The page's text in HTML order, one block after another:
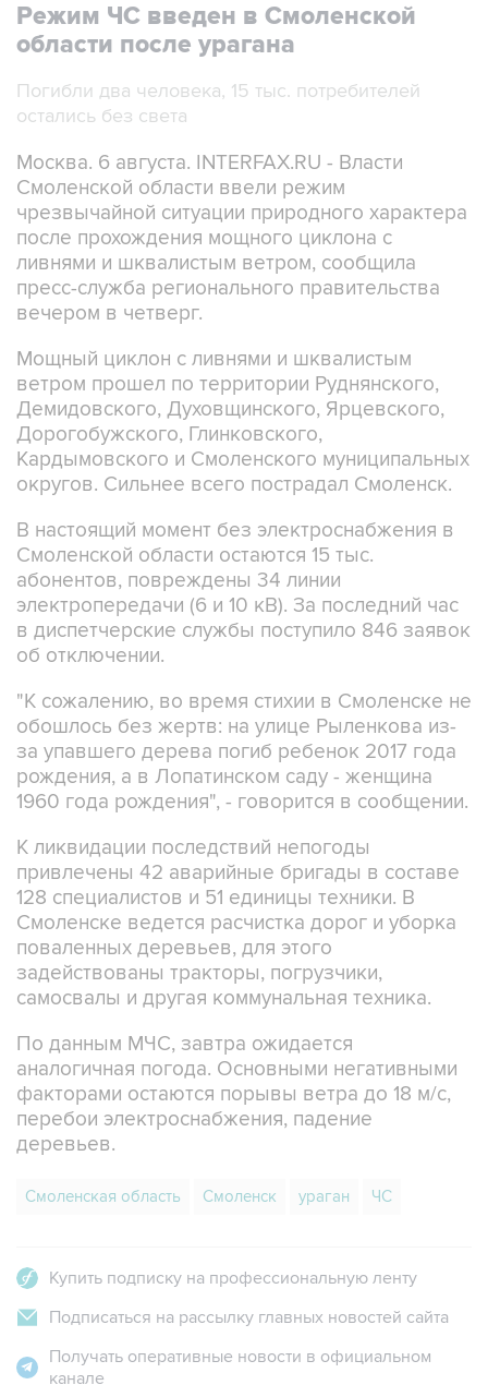
Режим ЧС введен в Смоленской
области после урагана
Погибли два человека, 15 тыс. потребителей
остались без света
Москва. 6 августа. INTERFAX.RU - Власти
Смоленской области ввели режим
чрезвычайной ситуации природного характера
после прохождения мощного циклона с
ливнями и шквалистым ветром, сообщила
пресс-служба регионального правительства
вечером в четверг.
Мощный циклон с ливнями и шквалистым
ветром прошел по территории Руднянского,
Демидовского, Духовщинского, Ярцевского,
Дорогобужского, Глинковского,
Кардымовского и Смоленского муниципальных
округов. Сильнее всего пострадал Смоленск.
В настоящий момент без электроснабжения в
Смоленской области остаются 15 тыс.
абонентов, повреждены 34 линии
электропередачи (6 и 10 кВ). За последний час
в диспетчерские службы поступило 846 заявок
об отключении.
"К сожалению, во время стихии в Смоленске не
обошлось без жертв: на улице Рыленкова из-
за упавшего дерева погиб ребенок 2017 года
рождения, а в Лопатинском саду - женщина
1960 года рождения", - говорится в сообщении.
К ликвидации последствий непогоды
привлечены 42 аварийные бригады в составе
128 специалистов и 51 единицы техники. В
Смоленске ведется расчистка дорог и уборка
поваленных деревьев, для этого
задействованы тракторы, погрузчики,
самосвалы и другая коммунальная техника.
По данным МЧС, завтра ожидается
аналогичная погода. Основными негативными
факторами остаются порывы ветра до 18 м/с,
перебои электроснабжения, падение
деревьев.
Смоленская область Смоленск ураган ЧС
Купить подписку на профессиональную ленту
Подписаться на рассылку главных новостей сайта
Получать оперативные новости в официальном
канале